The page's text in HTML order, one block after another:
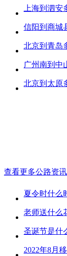
上海到泗
信阳到商城
北京到青岛
广州南到中
北京到太原
查看更多公路资
夏令时什么
老师送什么
圣诞节是什